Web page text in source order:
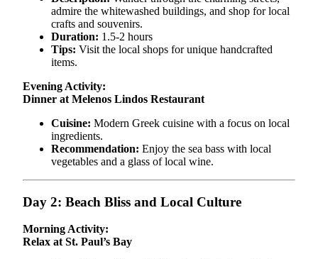
admire the whitewashed buildings, and shop for local
crafts and souvenirs.
Duration: 1.5-2 hours
Tips: Visit the local shops for unique handcrafted
items.
Evening Activity:
Dinner at Melenos Lindos Restaurant
Cuisine: Modern Greek cuisine with a focus on local
ingredients.
Recommendation: Enjoy the sea bass with local
vegetables and a glass of local wine.
Day 2: Beach Bliss and Local Culture
Morning Activity:
Relax at St. Paul’s Bay